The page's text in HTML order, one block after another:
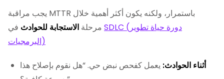
يجب مراقبة MTTR باستمرار، ولكنه يكون أكثر أهمية خلال
مرحلة الاستجابة للحوادث
SDLC (دورة حياة تطوير
البرمجيات)
أثناء الحوادث: يعمل كفحص نبض حي. “هل نقوم بإصلاح هذا